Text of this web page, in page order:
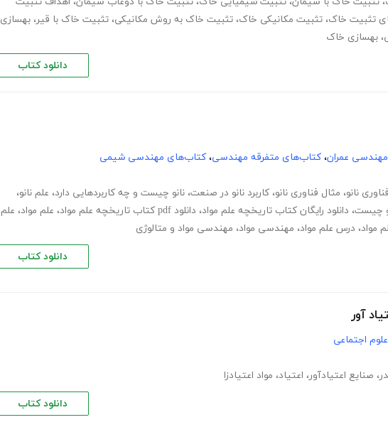
تثبیت خاک، تثبیت مکانیکی خاک، تثبیت خاک به روش مکانیکی، تثبیت خاک با قیر، بهسازی
، بهسازی خاک
دانلود کتاب
عمران، کتاب‌های متفرقه مهندسی، کتاب‌های مهندسی شیمی
نانو، مثال فناوری نانو، کاربرد نانو در صنعت، نانو چیست و چه کاربردهایی دارد، علم نانو،
، دانلود رایگان کتاب تاریخچه علم مواد، دانلود pdf کتاب تاریخچه علم مواد ، علم مواد، علم
، درس علم مواد، مهندسی مواد، مهندسی مواد و متالوژی
دانلود کتاب
آور
اجتماعی
، صنایع اعتیادآور، اعتیاد، مواد اعتیادزا
دانلود کتاب